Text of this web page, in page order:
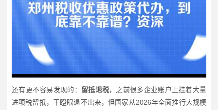
还有更不容易发现的： 留抵退税，之前很多企业账户上挂着大量
进项税留抵，干瞪眼退不出来，但国家从2026年全面推行大规模